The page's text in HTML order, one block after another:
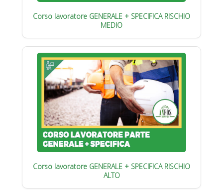
Corso lavoratore GENERALE + SPECIFICA RISCHIO
MEDIO
Corso lavoratore GENERALE + SPECIFICA RISCHIO
ALTO